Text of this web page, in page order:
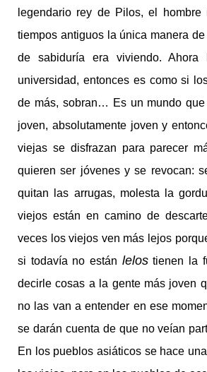
legendario rey de Pilos, el
tiempos antiguos la única manera
de sabiduría era viviendo. Ahora
universidad, entonces es como si
de más, sobran… Es un mundo
joven, absolutamente joven y
viejas se disfrazan para parecer
quieren ser jóvenes y se revocan:
quitan las arrugas, molesta la
viejos están en camino de
veces los viejos ven más lejos
si todavía no están lelostienen la
decirle cosas a la gente más joven
no las van a entender en ese
se darán cuenta de que no veían
En los pueblos asiáticos se hace